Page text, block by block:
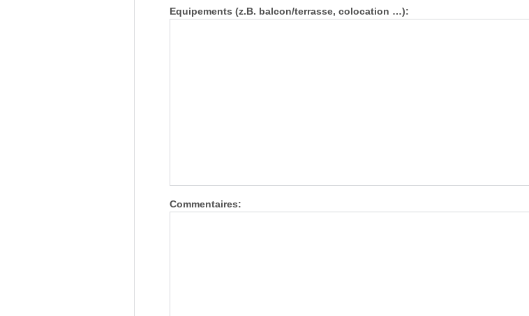
Equipements (z.B. balcon/terrasse, colocation …):
Commentaires: